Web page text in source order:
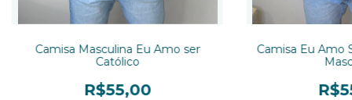
Camisa Masculina Eu Amo ser
Católico
R$55,00
Camisa Eu Amo